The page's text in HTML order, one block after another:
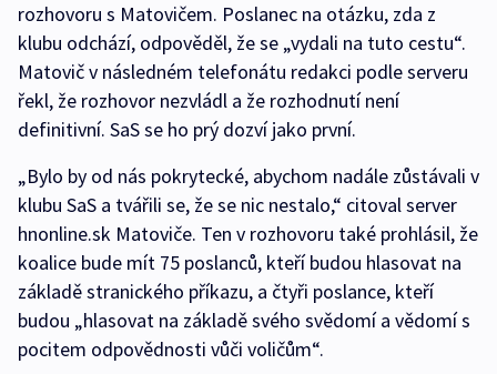
rozhovoru s Matovičem. Poslanec na otázku, zda z
klubu odchází, odpověděl, že se „vydali na tuto cestu“.
Matovič v následném telefonátu redakci podle serveru
řekl, že rozhovor nezvládl a že rozhodnutí není
definitivní. SaS se ho prý dozví jako první.
„Bylo by od nás pokrytecké, abychom nadále zůstávali v
klubu SaS a tvářili se, že se nic nestalo,“ citoval server
hnonline.sk Matoviče. Ten v rozhovoru také prohlásil, že
koalice bude mít 75 poslanců, kteří budou hlasovat na
základě stranického příkazu, a čtyři poslance, kteří
budou „hlasovat na základě svého svědomí a vědomí s
pocitem odpovědnosti vůči voličům“.